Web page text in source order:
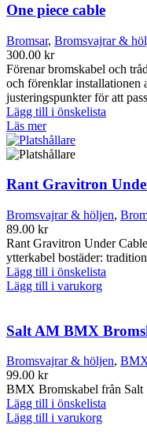
One piece cable
Bromsar, Bromsvajrar &
300.00 kr
Förenar bromskabel och
och förenklar installationen
justeringspunkter för att
Lägg till i önskelista
Läs mer
Rant Gravitron
Bromsvajrar & höljen,
89.00 kr
Rant Gravitron Under
ytterkabel bostäder:
Lägg till i önskelista
Lägg till i varukorg
Salt AM BMX
Bromsvajrar & höljen,
99.00 kr
BMX Bromskabel från Salt
Lägg till i önskelista
Lägg till i varukorg